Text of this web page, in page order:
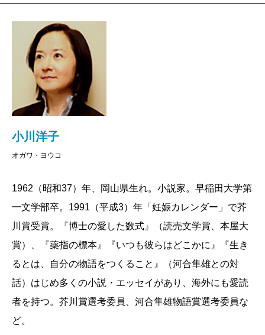
承の返事をしたのは、この小説とラジオが密接な
関係にあると、分かっていたからなのだ。
博士と、家政婦さんと、ルート君の声が聞こえ
てきた時、懐かしい気持になった。小説を書いて
いる間、ひとときも離れず私の胸にあった登場人
物たちの体温が、よみがえってきたからだ。
自分の書いた一冊の本が、新しい出会いを経
て、こうしてまた別の姿に生まれ変わった。「博
最後に、うれしかったことをもう一つ。私の大
好きな八木裕さん、亀山つとむさんと、このよう
な形でご一緒でき、作家としてだけでなく、タイ
ガースファンとして、大きな充実感に包まれてい
る。
脚色
小川洋子
オガワ・ヨウコ
1962（昭和37）年、岡山県生れ。小説家。早稲田大学第
一文学部卒。1991（平成3）年「妊娠カレンダー」で芥
川賞受賞。『博士の愛した数式』（読売文学賞、本屋大
賞）、『薬指の標本』『いつも彼らはどこかに』『生き
るとは、自分の物語をつくること』（河合隼雄との対
話）はじめ多くの小説・エッセイがあり、海外にも愛読
者を持つ。芥川賞選考委員、河合隼雄物語賞選考委員な
ど。